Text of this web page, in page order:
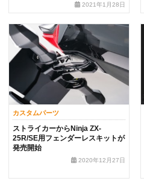
2021年1月28日
カスタムパーツ
ストライカーからNinja ZX-
25R/SE用フェンダーレスキットが
発売開始
2020年12月27日